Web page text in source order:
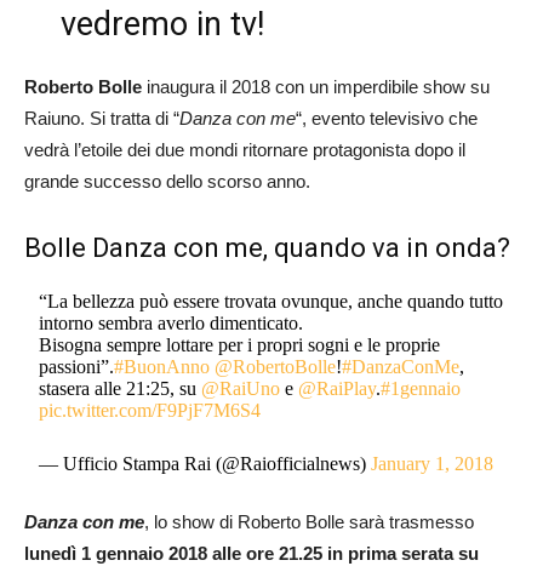
vedremo in tv!
Roberto Bolle inaugura il 2018 con un imperdibile show su
Raiuno. Si tratta di “Danza con me“, evento televisivo che
vedrà l’etoile dei due mondi ritornare protagonista dopo il
grande successo dello scorso anno.
Bolle Danza con me, quando va in onda?
“La bellezza può essere trovata ovunque, anche quando tutto
intorno sembra averlo dimenticato.
Bisogna sempre lottare per i propri sogni e le proprie
passioni”.#BuonAnno @RobertoBolle!#DanzaConMe,
stasera alle 21:25, su @RaiUno e @RaiPlay.#1gennaio
pic.twitter.com/F9PjF7M6S4
— Ufficio Stampa Rai (@Raiofficialnews)January 1, 2018
Danza con me, lo show di Roberto Bolle sarà trasmesso
lunedì 1 gennaio 2018 alle ore 21.25 in prima serata su